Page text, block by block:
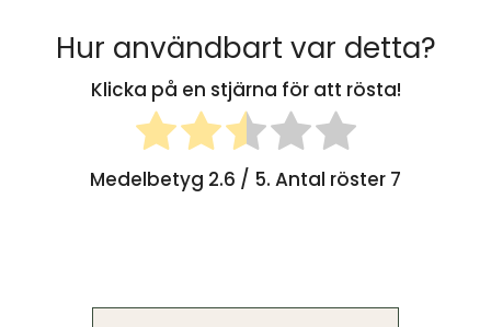
Hur användbart var detta?
Klicka på en stjärna för att rösta!
Medelbetyg 2.6 / 5. Antal röster 7